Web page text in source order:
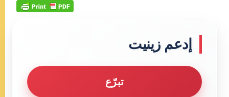
إدعم زينيت
تبرّع